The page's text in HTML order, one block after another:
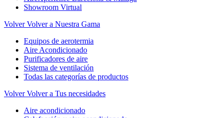
Showroom Virtual
Volver Volver a Nuestra Gama
Equipos de aerotermia
Aire Acondicionado
Purificadores de aire
Sistema de ventilación
Todas las categorías de productos
Volver Volver a Tus necesidades
Aire acondicionado